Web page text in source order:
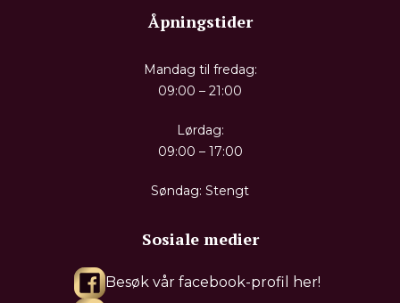
Åpningstider
Mandag til fredag:
09:00 – 21:00
Lørdag:
09:00 – 17:00
Søndag: Stengt
Sosiale medier
Besøk vår facebook-profil her!